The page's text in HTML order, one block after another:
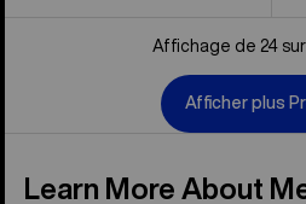
Affichage de 24
Afficher plus
Learn More About